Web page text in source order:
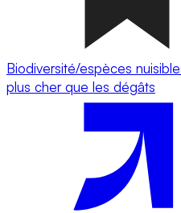
Biodiversité/espèces
plus cher que les dégâts